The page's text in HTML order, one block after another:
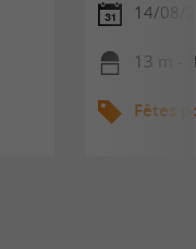
14/08/
13 m -
Fêtes